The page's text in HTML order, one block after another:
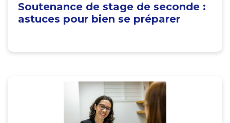
Soutenance de stage de seconde :
astuces pour bien se préparer